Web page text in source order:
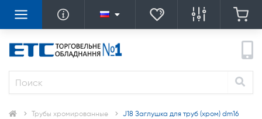
Трубы хромированные J18 Заглушка для труб (хром) dm16